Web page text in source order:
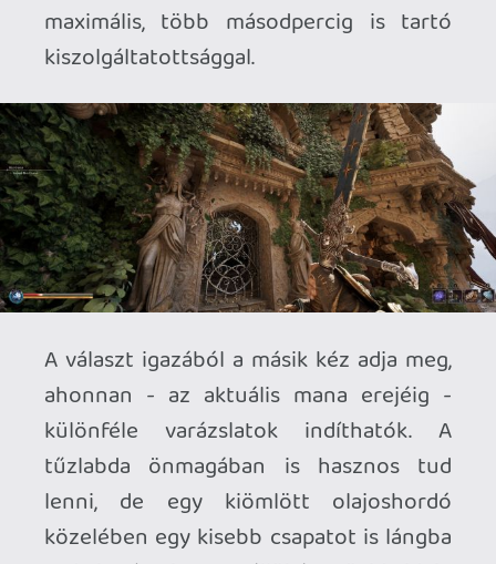
Ez a karakterfejlesztés pedig kifejezetten
furcsán működik, annak ellenére, hogy a
Path of Exile őrült tudóshoz hasonlító
képességfáját sikerült átemelni, node-ok
százaival, az azokon való haladás
meglehetősen furcsa. Az első,
kiválasztott képesség dönt az irányról,
így lényegében a specializáción kívül
szinte semmi sem érhető el, így ha valaki
lecövekel az életerő és staminanövelés,
vagy a mágia fejlesztése mellett, a
közelharci buffokat már nemigen éri el.
Ez remélhetőleg később, az 1.0-hoz